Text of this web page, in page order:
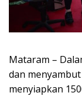
Mataram –
dan
menyiapkan